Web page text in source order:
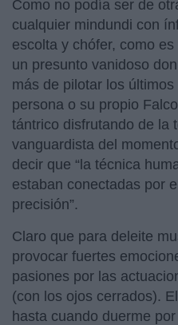
Como no podía ser de
cualquier mindundi con
escolta y chófer, como
un presunto vanidoso
más de pilotar los
persona o su propio
tántrico disfrutando de la
vanguardista del
decir que “la técnica
estaban conectadas por
precisión”.
Claro que para deleite
provocar fuertes
pasiones por las
(con los ojos cerrados).
hasta cuando duerme